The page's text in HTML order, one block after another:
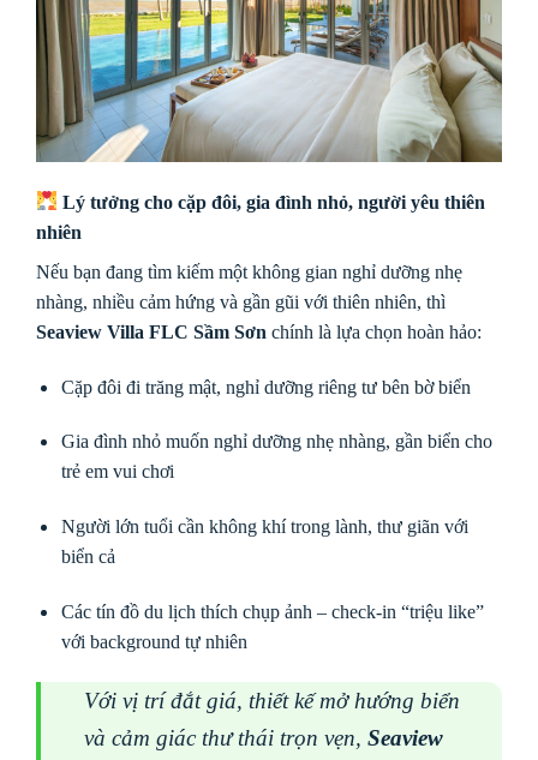
Lý tưởng cho cặp đôi, gia đình nhỏ, người yêu thiên
nhiên
Nếu bạn đang tìm kiếm một không gian nghỉ dưỡng nhẹ
nhàng, nhiều cảm hứng và gần gũi với thiên nhiên, thì
Seaview Villa FLC Sầm Sơn chính là lựa chọn hoàn hảo:
Cặp đôi đi trăng mật, nghỉ dưỡng riêng tư bên bờ biển
Gia đình nhỏ muốn nghỉ dưỡng nhẹ nhàng, gần biển cho
trẻ em vui chơi
Người lớn tuổi cần không khí trong lành, thư giãn với
biển cả
Các tín đồ du lịch thích chụp ảnh – check-in “triệu like”
với background tự nhiên
Với vị trí đắt giá, thiết kế mở hướng biển
và cảm giác thư thái trọn vẹn, Seaview